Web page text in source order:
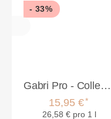
- 33%
Gabri Pro - Collection Set Gloss 4 x 150 ml
15,95 €*
26,58 € pro 1 l